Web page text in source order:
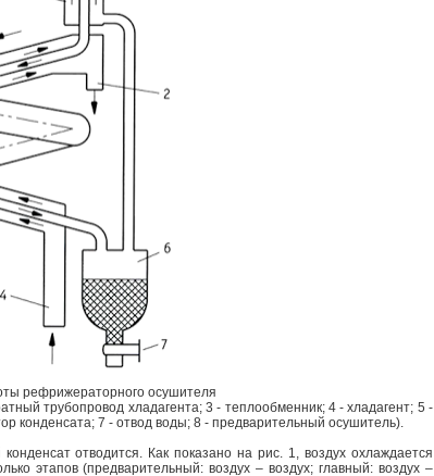
рефрижераторного осушителя
трубопровод хладагента; 3 - теплообменник; 4 - хладагент; 5 -
конденсата; 7 - отвод воды; 8 - предварительный осушитель).
отводится. Как показано на рис. 1, воздух охлаждается
этапов (предварительный: воздух – воздух; главный: воздух –